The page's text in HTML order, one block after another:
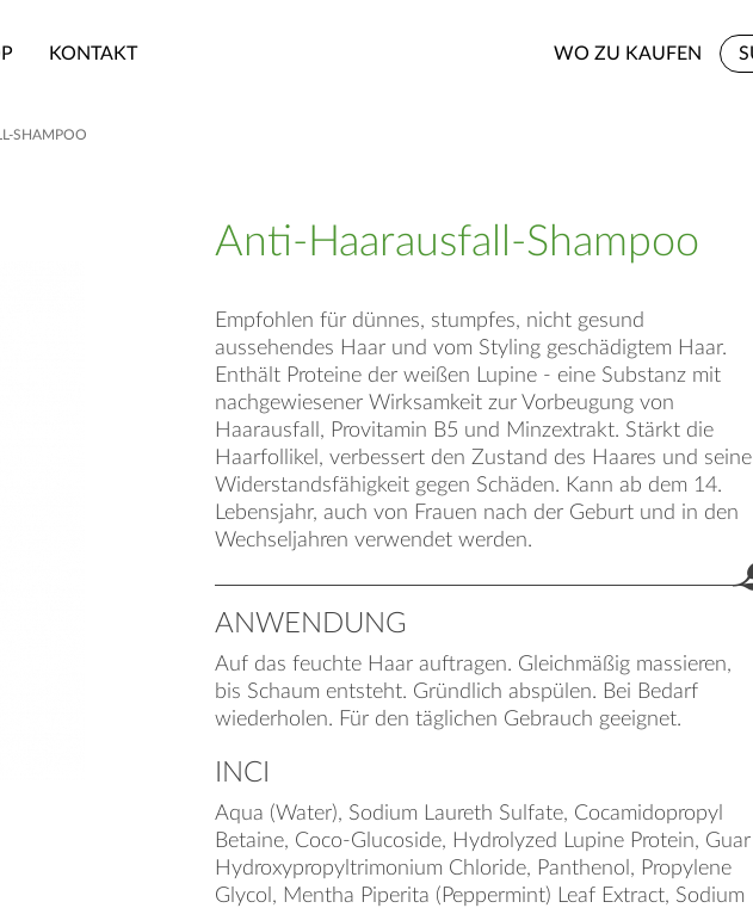
KONTAKT WO ZU KAUFEN
SHAMPOO
Anti-Haarausfall-Shampoo
Empfohlen für dünnes, stumpfes, nicht gesund
aussehendes Haar und vom Styling geschädigtem Haar.
Enthält Proteine der weißen Lupine - eine Substanz mit
nachgewiesener Wirksamkeit zur Vorbeugung von
Haarausfall, Provitamin B5 und Minzextrakt. Stärkt die
Haarfollikel, verbessert den Zustand des Haares und seine
Widerstandsfähigkeit gegen Schäden. Kann ab dem 14.
Lebensjahr, auch von Frauen nach der Geburt und in den
Wechseljahren verwendet werden.
ANWENDUNG
Auf das feuchte Haar auftragen. Gleichmäßig massieren,
bis Schaum entsteht. Gründlich abspülen. Bei Bedarf
wiederholen. Für den täglichen Gebrauch geeignet.
INCI
Aqua (Water), Sodium Laureth Sulfate, Cocamidopropyl
Betaine, Coco-Glucoside, Hydrolyzed Lupine Protein, Guar
Hydroxypropyltrimonium Chloride, Panthenol, Propylene
Glycol, Mentha Piperita (Peppermint) Leaf Extract, Sodium